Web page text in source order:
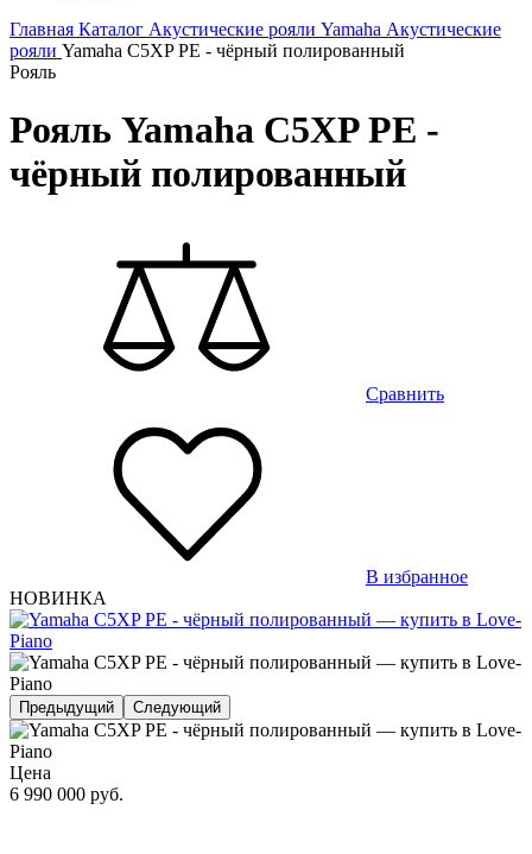
Главная Каталог Акустические рояли Yamaha Акустические
рояли Yamaha C5XP PE - чёрный полированный
Рояль
Рояль Yamaha C5XP PE -
чёрный полированный
Сравнить
В избранное
НОВИНКА
Предыдущий Следующий
Цена
6 990 000 руб.